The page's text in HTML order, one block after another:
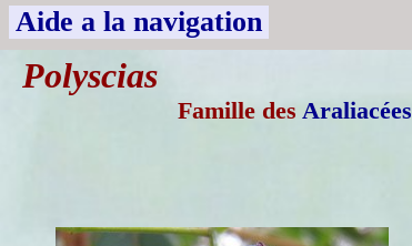
Aide a la navigation
Polyscias
Famille des Araliacées